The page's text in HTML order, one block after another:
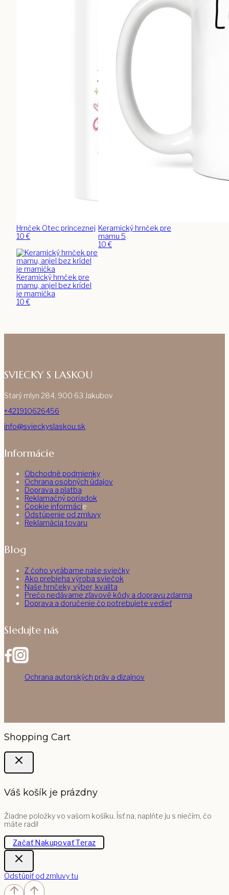
Hrnček Otec princeznej
10€
Keramický hrnček pre
mamu 5
10€
Keramický hrnček pre
mamu, anjel bez krídel
je mamička
10€
SVIECKY S LASKOU
Starý mlyn 284, 900 63 Jakubov
+421910626456
info@svieckyslaskou.sk
Informácie
Obchodné podmienky
Ochrana osobných údajov
Doprava a platba
Reklamačný poriadok
Cookie informácie
Odstúpenie od zmluvy
Reklamácia tovaru
Blog
Z čoho vyrábame naše sviečky
Ako prebieha výroba sviečok
Naše hrnčeky, výber, kvalita
Prečo nedávame zľavové kódy a dopravu zdarma
Doprava a doručenie čo potrebujete vedieť
Sledujte nás
Ochrana autorských práv a dizajnov
Shopping Cart
Váš košík je prázdny
Žiadne položky vo vašom košíku. Ísť na, naplňte ju s niečím, čo
máte radi!
Začať Nakupovať Teraz
Odstúpiť od zmluvy tu